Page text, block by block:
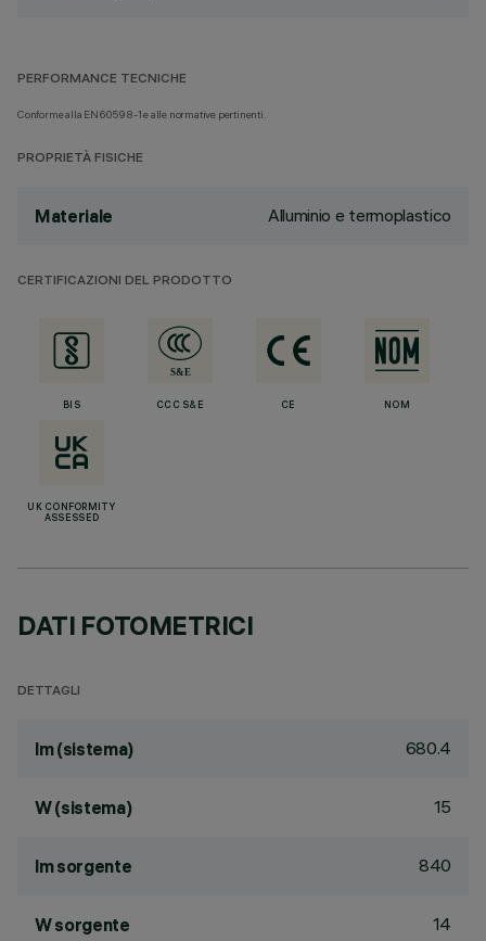
PERFORMANCE TECNICHE
Conforme alla EN60598-1 e alle normative pertinenti.
PROPRIETÀ FISICHE
Materiale Alluminio e termoplastico
CERTIFICAZIONI DEL PRODOTTO
BIS CCC S&E CE NOM
UK CONFORMITY
ASSESSED
DATI FOTOMETRICI
DETTAGLI
lm (sistema) 680.4
W (sistema) 15
lm sorgente 840
W sorgente 14